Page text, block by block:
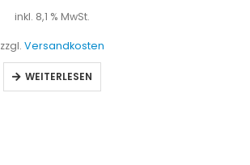
inkl. 8,1 % MwSt.
zzgl. Versandkosten
IN DEN WARENKORB